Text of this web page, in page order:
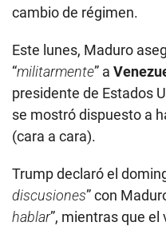
cambio de régimen.
Este lunes, Maduro
“militarmente” a
presidente de Estados
se mostró dispuesto a
(cara a cara).
Trump declaró el
discusiones” con
hablar”, mientras que